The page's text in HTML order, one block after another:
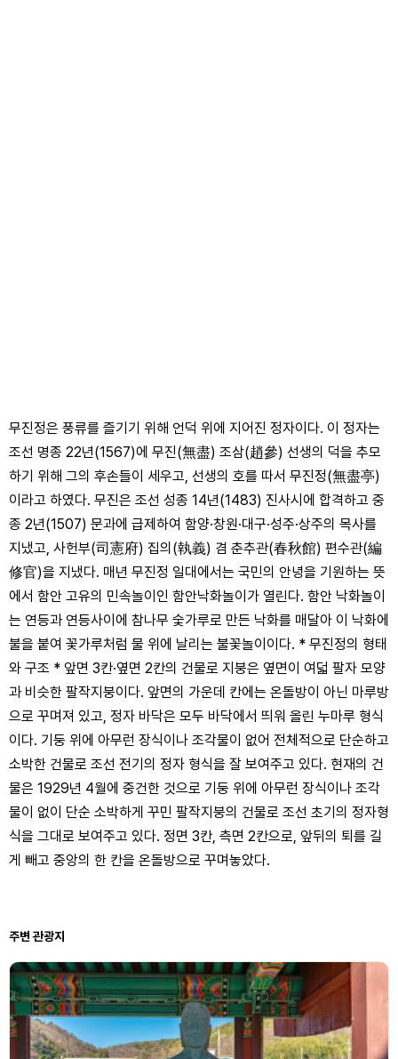
무진정은 풍류를 즐기기 위해 언덕 위에 지어진 정자이다. 이 정자는
조선 명종 22년(1567)에 무진(無盡) 조삼(趙參) 선생의 덕을 추모
하기 위해 그의 후손들이 세우고, 선생의 호를 따서 무진정(無盡亭)
이라고 하였다. 무진은 조선 성종 14년(1483) 진사시에 합격하고 중
종 2년(1507) 문과에 급제하여 함양·창원·대구·성주·상주의 목사를
지냈고, 사헌부(司憲府) 집의(執義) 겸 춘추관(春秋館) 편수관(編
修官)을 지냈다. 매년 무진정 일대에서는 국민의 안녕을 기원하는 뜻
에서 함안 고유의 민속놀이인 함안낙화놀이가 열린다. 함안 낙화놀이
는 연등과 연등사이에 참나무 숯가루로 만든 낙화를 매달아 이 낙화에
불을 붙여 꽃가루처럼 물 위에 날리는 불꽃놀이이다. * 무진정의 형태
와 구조 * 앞면 3칸·옆면 2칸의 건물로 지붕은 옆면이 여덟 팔자 모양
과 비슷한 팔작지붕이다. 앞면의 가운데 칸에는 온돌방이 아닌 마루방
으로 꾸며져 있고, 정자 바닥은 모두 바닥에서 띄워 올린 누마루 형식
이다. 기둥 위에 아무런 장식이나 조각물이 없어 전체적으로 단순하고
소박한 건물로 조선 전기의 정자 형식을 잘 보여주고 있다. 현재의 건
물은 1929년 4월에 중건한 것으로 기둥 위에 아무런 장식이나 조각
물이 없이 단순 소박하게 꾸민 팔작지붕의 건물로 조선 초기의 정자형
식을 그대로 보여주고 있다. 정면 3칸, 측면 2칸으로, 앞뒤의 퇴를 길
게 빼고 중앙의 한 칸을 온돌방으로 꾸며놓았다.
주변 관광지